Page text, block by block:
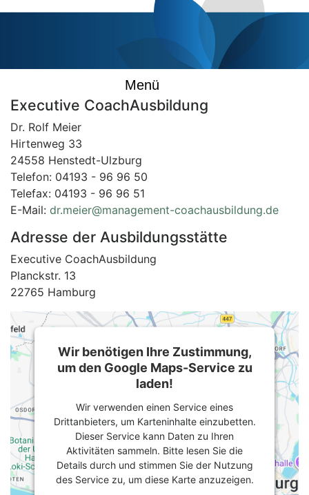
Menü
Executive CoachAusbildung
Dr. Rolf Meier
Hirtenweg 33
24558 Henstedt-Ulzburg
Telefon: 04193 - 96 96 50
Telefax: 04193 - 96 96 51
E-Mail: dr.meier@management-coachausbildung.de
Adresse der Ausbildungsstätte
Executive CoachAusbildung
Planckstr. 13
22765 Hamburg
Wir benötigen Ihre Zustimmung,
um den Google Maps-Service zu
laden!
Wir verwenden einen Service eines
Drittanbieters, um Karteninhalte einzubetten.
Dieser Service kann Daten zu Ihren
Aktivitäten sammeln. Bitte lesen Sie die
Details durch und stimmen Sie der Nutzung
des Service zu, um diese Karte anzuzeigen.